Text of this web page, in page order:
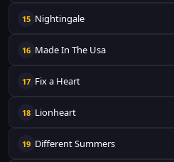
15 Nightingale
16 Made In The Usa
17 Fix a Heart
18 Lionheart
19 Different Summers